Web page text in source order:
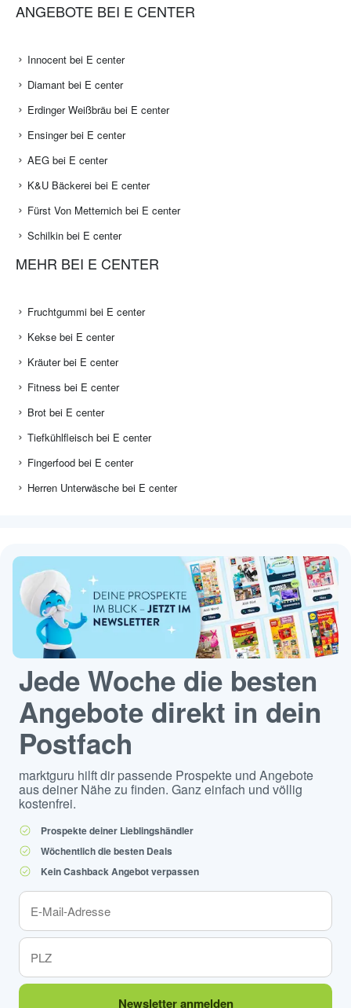
ANGEBOTE BEI E CENTER
Innocent bei E center
Diamant bei E center
Erdinger Weißbräu bei E center
Ensinger bei E center
AEG bei E center
K&U Bäckerei bei E center
Fürst Von Metternich bei E center
Schilkin bei E center
MEHR BEI E CENTER
Fruchtgummi bei E center
Kekse bei E center
Kräuter bei E center
Fitness bei E center
Brot bei E center
Tiefkühlfleisch bei E center
Fingerfood bei E center
Herren Unterwäsche bei E center
Jede Woche die besten
Angebote direkt in dein
Postfach
marktguru hilft dir passende Prospekte und Angebote
aus deiner Nähe zu finden. Ganz einfach und völlig
kostenfrei.
Prospekte deiner Lieblingshändler
Wöchentlich die besten Deals
Kein Cashback Angebot verpassen
Newsletter anmelden